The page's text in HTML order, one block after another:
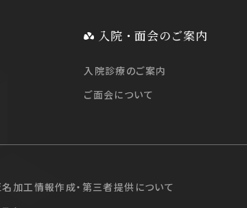
入院・面会のご案内
入院診療のご案内
ご面会について
名加工情報作成・第三者提供について